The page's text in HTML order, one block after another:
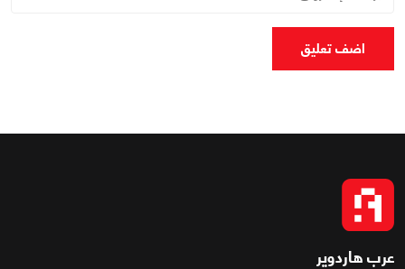
اضف تعليق
عرب هاردوير